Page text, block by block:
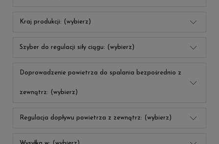
Kraj produkcji: (wybierz)
Szyber do regulacji siły ciągu: (wybierz)
Doprowadzenie powietrza do spalania bezpośrednio z
zewnątrz: (wybierz)
Regulacja dopływu powietrza z zewnątrz: (wybierz)